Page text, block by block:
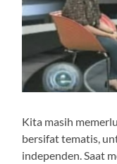
Kita masih
bersifat tematis,
independen. Saat